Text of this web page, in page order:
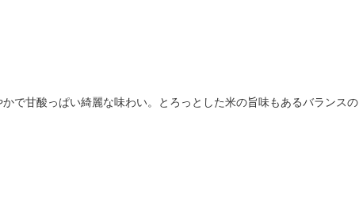
で甘酸っぱい綺麗な味わい。とろっとした米の旨味もあるバランスの